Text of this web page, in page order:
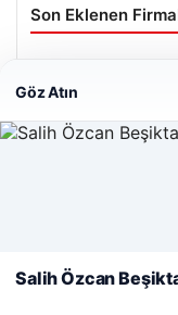
Son Eklenen
23/06/2026
© 2026 Renkli Yazı –
deneyiminizi
Reddet
Göz Atın
Salih Özcan